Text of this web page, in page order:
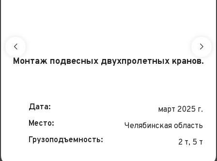
Монтаж подвесных двухпролетных кранов.
Дата:
март 2025 г.
Место:
Челябинская область
Грузоподъемность:
2 т, 5 т